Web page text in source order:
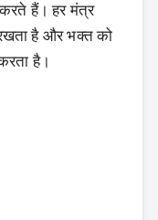
हैं। हर मंत्र
है और भक्त को
है।